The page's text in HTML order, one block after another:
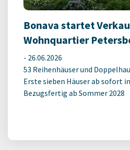
Bonava startet
Wohnquartier
- 26.06.2026
53 Reihenhäuser und
Erste sieben Häuser ab sofort
Bezugsfertig ab Sommer 2028